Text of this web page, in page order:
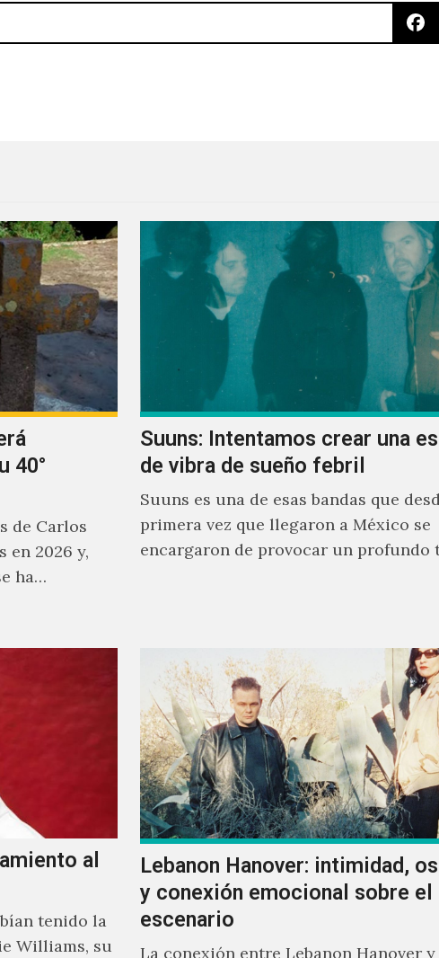
40°
de Carlos
en 2026 y,
ha…
Suuns: Intentamos crear una
de vibra de sueño febril
Suuns es una de esas bandas que
primera vez que llegaron a México se
encargaron de provocar un profundo
al
tenido la
Williams, su
Lebanon Hanover: intimidad,
y conexión emocional sobre el
escenario
La conexión entre Lebanon Hanover